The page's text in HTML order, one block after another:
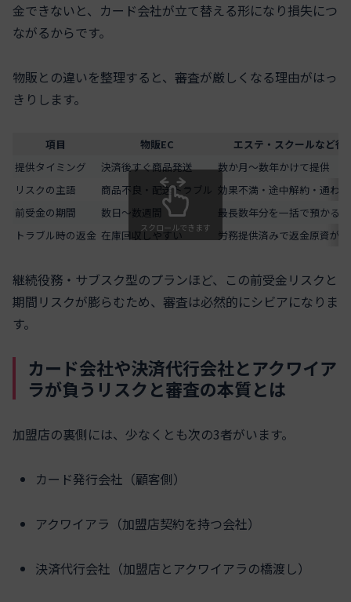
金できないと、カード会社が立て替える形になり損失につ
ながるからです。
物販との違いを整理すると、審査が厳しくなる理由がはっ
きりします。
項目 物販EC
エステ・スクールなど役
提供タイミング
決済後すぐ商品発送
数か月〜数年かけて提供
リスクの主語
商品不良・配送トラブル 効果不満・途中解約・通わ
前受金の期間
数日〜数週間
最長数年分を一括で預かる
トラブル時の返金 在庫回収しやすい 労務提供済みで返金原資が
スクロールできます
継続役務・サブスク型のプランほど、この前受金リスクと
期間リスクが膨らむため、審査は必然的にシビアになりま
す。
カード会社や決済代行会社とアクワイア
ラが負うリスクと審査の本質とは
加盟店の裏側には、少なくとも次の3者がいます。
カード発行会社（顧客側）
アクワイアラ（加盟店契約を持つ会社）
決済代行会社（加盟店とアクワイアラの橋渡し）